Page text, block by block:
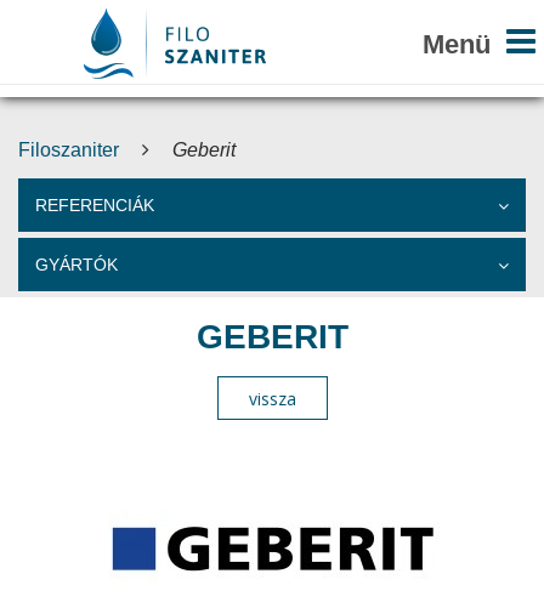
Filoszaniter Geberit
REFERENCIÁK
GYÁRTÓK
GEBERIT
vissza